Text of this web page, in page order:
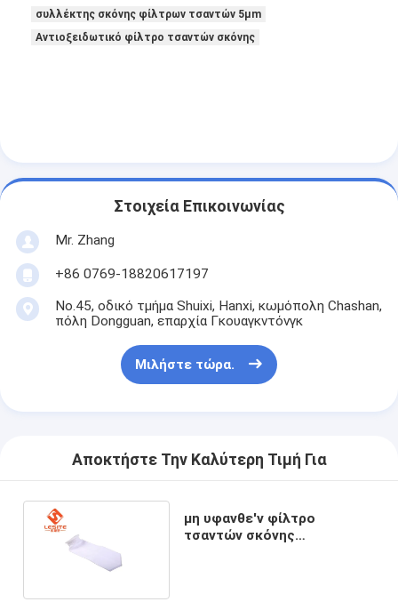
συλλέκτης σκόνης φίλτρων τσαντών 5µm
Αντιοξειδωτικό φίλτρο τσαντών σκόνης
Στοιχεία Επικοινωνίας
Mr. Zhang
+86 0769-18820617197
No.45, οδικό τμήμα Shuixi, Hanxi, κωμόπολη Chashan,
πόλη Dongguan, επαρχία Γκουαγκντόνγκ
Μιλήστε τώρα.
Αποκτήστε Την Καλύτερη Τιμή Για
μη υφανθε'ν φίλτρο
τσαντών σκόνης